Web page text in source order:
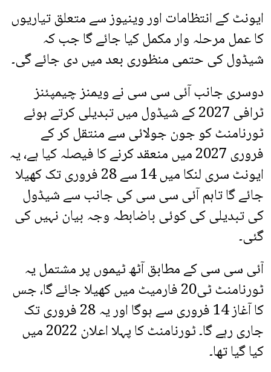
ایونٹ کے انتظامات اور وینیوز سے متعلق تیاریوں
کا عمل مرحلہ وار مکمل کیا جائے گا جب کہ
شیڈول کی حتمی منظوری بعد میں دی جائے گی۔
دوسری جانب آئی سی سی نے ویمنز چیمپئنز
ٹرافی 2027 کے شیڈول میں تبدیلی کرتے ہوئے
ٹورنامنٹ کو جون جولائی سے منتقل کر کے
فروری 2027 میں منعقد کرنے کا فیصلہ کیا ہے، یہ
ایونٹ سری لنکا میں 14 سے 28 فروری تک کھیلا
جائے گا تاہم آئی سی سی کی جانب سے شیڈول
کی تبدیلی کی کوئی باضابطہ وجہ بیان نہیں کی
گئی۔
آئی سی سی کے مطابق آٹھ ٹیموں پر مشتمل یہ
ٹورنامنٹ ٹی20 فارمیٹ میں کھیلا جائے گا، جس
کا آغاز 14 فروری سے ہوگا اور یہ 28 فروری تک
جاری رہے گا۔ ٹورنامنٹ کا پہلا اعلان 2022 میں
کیا گیا تھا۔